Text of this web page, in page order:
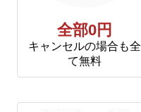
全部0円
キャンセルの場合も全
て無料